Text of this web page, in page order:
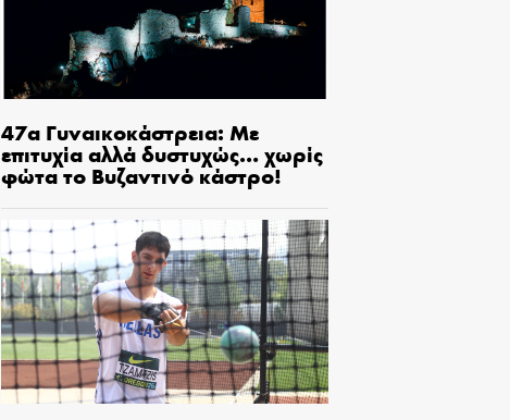
47α Γυναικοκάστρεια: Με
επιτυχία αλλά δυστυχώς… χωρίς
φώτα το Βυζαντινό κάστρο!